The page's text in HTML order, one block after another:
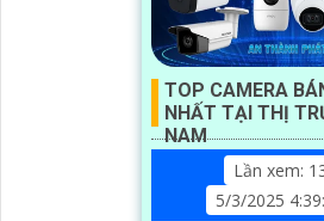
TOP CAMERA
NHẤT TẠI THỊ
NAM
Lần xem:
5/3/2025